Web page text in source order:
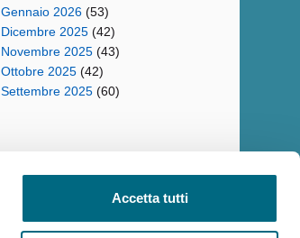
Accetta tutti
Gennaio 2026 (53)
Dicembre 2025 (42)
Novembre 2025 (43)
Ottobre 2025 (42)
Settembre 2025 (60)